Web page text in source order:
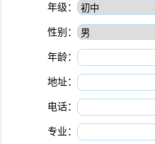
年级：
性别：
年龄：
地址：
电话：
专业：